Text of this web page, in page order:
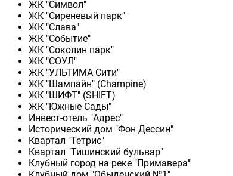
ЖК "Символ"
ЖК "Сиреневый парк"
ЖК "Слава"
ЖК "Событие"
ЖК "Соколин парк"
ЖК "СОУЛ"
ЖК "УЛЬТИМА Сити"
ЖК "Шампайн" (Champine)
ЖК "ШИФТ" (SHIFT)
ЖК "Южные Сады"
Инвест-отель "Адрес"
Исторический дом "Фон Дессин"
Квартал "Тетрис"
Квартал "Тишинский бульвар"
Клубный город на реке "Примавера"